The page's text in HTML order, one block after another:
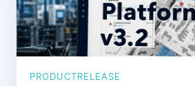
PRODUCTRELEASE